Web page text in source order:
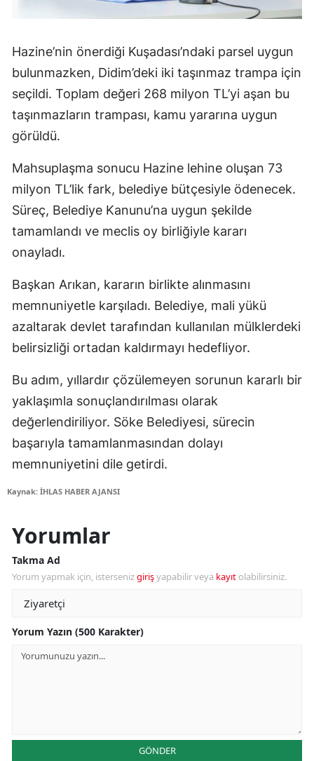
Hazine’nin önerdiği Kuşadası’ndaki parsel uygun
bulunmazken, Didim’deki iki taşınmaz trampa için
seçildi. Toplam değeri 268 milyon TL’yi aşan bu
taşınmazların trampası, kamu yararına uygun
görüldü.
Mahsuplaşma sonucu Hazine lehine oluşan 73
milyon TL’lik fark, belediye bütçesiyle ödenecek.
Süreç, Belediye Kanunu’na uygun şekilde
tamamlandı ve meclis oy birliğiyle kararı
onayladı.
Başkan Arıkan, kararın birlikte alınmasını
memnuniyetle karşıladı. Belediye, mali yükü
azaltarak devlet tarafından kullanılan mülklerdeki
belirsizliği ortadan kaldırmayı hedefliyor.
Bu adım, yıllardır çözülemeyen sorunun kararlı bir
yaklaşımla sonuçlandırılması olarak
değerlendiriliyor. Söke Belediyesi, sürecin
başarıyla tamamlanmasından dolayı
memnuniyetini dile getirdi.
Kaynak: İHLAS HABER AJANSI
Yorumlar
Takma Ad
Yorum yapmak için, istersenizgirişyapabilir veya kayıt olabilirsiniz.
Yorum Yazın (500 Karakter)
GÖNDER